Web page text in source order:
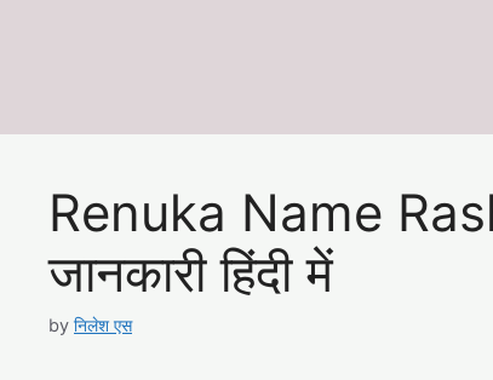
Renuka Name
जानकारी हिंदी में
by निलेश एस